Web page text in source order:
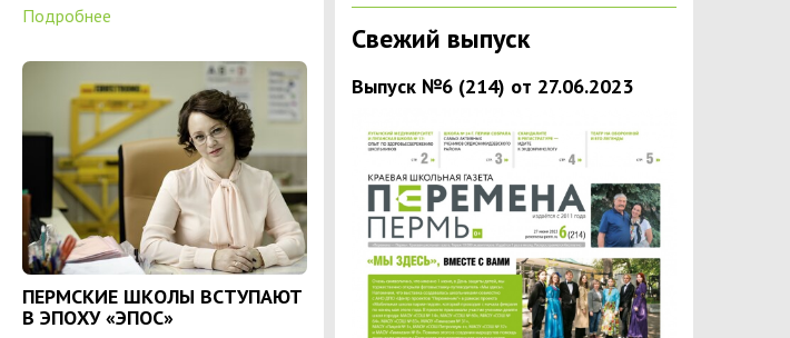
Подробнее
ПЕРМСКИЕ ШКОЛЫ ВСТУПАЮТ
В ЭПОХУ «ЭПОС»
Свежий выпуск
Выпуск №6 (214) от 27.06.2023